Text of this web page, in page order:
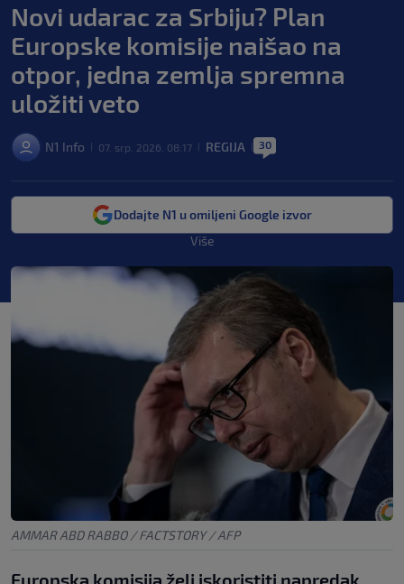
Novi udarac za Srbiju? Plan
Europske komisije naišao na
otpor, jedna zemlja spremna
uložiti veto
N1 Info 07. srp. 2026. 08:17 REGIJA 30
Dodajte N1 u omiljeni Google izvor
Više
AMMAR ABD RABBO / FACTSTORY / AFP